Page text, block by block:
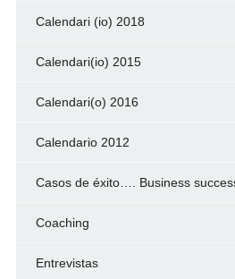
Calendari (io) 2018
Calendari(io) 2015
Calendari(o) 2016
Calendario 2012
Casos de éxito…. Business
Coaching
Entrevistas